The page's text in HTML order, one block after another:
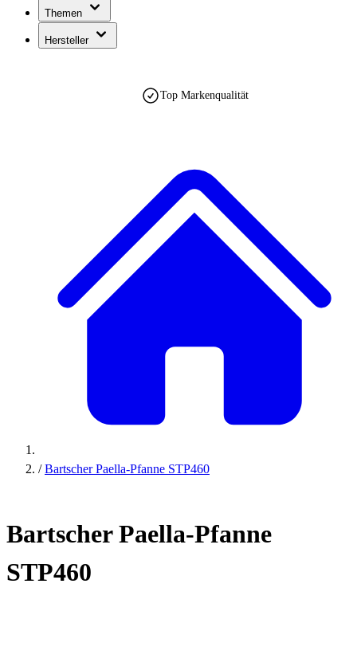
Themen
Hersteller
Top Markenqualität
/ Bartscher Paella-Pfanne STP460
Bartscher Paella-Pfanne
STP460